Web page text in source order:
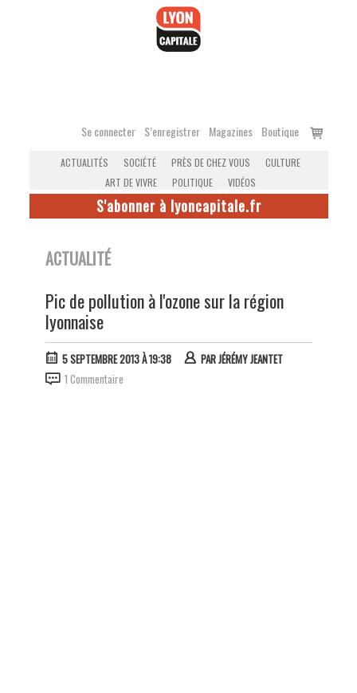
Se connecter S’enregistrer Magazines Boutique
Voir
ACTUALITÉS SOCIÉTÉ PRÈS DE CHEZ VOUS
CULTURE
ART DE VIVRE
POLITIQUE VIDÉOS
S'abonner à lyoncapitale.fr
ACTUALITÉ
Pic de pollution à l'ozone sur la région
lyonnaise
5 SEPTEMBRE 2013 À 19:38 PARJÉRÉMY JEANTET
1 Commentaire